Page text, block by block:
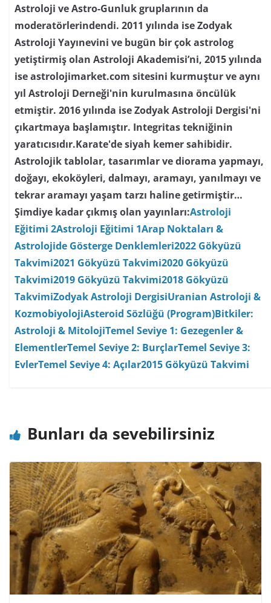
Astroloji ve Astro-Gunluk gruplarının da
moderatörlerindendi. 2011 yılında ise Zodyak
Astroloji Yayınevini ve bugün bir çok astrolog
yetiştirmiş olan Astroloji Akademisi’ni, 2015 yılında
ise astrolojimarket.com sitesini kurmuştur ve aynı
yıl Astroloji Derneği'nin kurulmasına öncülük
etmiştir. 2016 yılında ise Zodyak Astroloji Dergisi'ni
çıkartmaya başlamıştır. Integritas tekniğinin
yaratıcısıdır.Karate'de siyah kemer sahibidir.
Astrolojik tablolar, tasarımlar ve diorama yapmayı,
doğayı, ekoköyleri, dalmayı, aramayı, yanılmayı ve
tekrar aramayı yaşam tarzı haline getirmiştir…
Şimdiye kadar çıkmış olan yayınları:Astroloji
Eğitimi 2Astroloji Eğitimi 1Arap Noktaları &
Astrolojide Gösterge Denklemleri2022 Gökyüzü
Takvimi2021 Gökyüzü Takvimi2020 Gökyüzü
Takvimi2019 Gökyüzü Takvimi2018 Gökyüzü
TakvimiZodyak Astroloji DergisiUranian Astroloji &
KozmobiyolojiAsteroid Sözlüğü (Program)Bitkiler:
Astroloji & MitolojiTemel Seviye 1: Gezegenler &
ElementlerTemel Seviye 2: BurçlarTemel Seviye 3:
EvlerTemel Seviye 4: Açılar2015 Gökyüzü Takvimi
Bunları da sevebilirsiniz